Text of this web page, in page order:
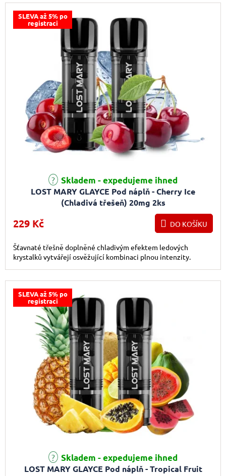
SLEVA až 5% po
registraci
LOST MARY GLAYCE Pod náplň - Cherry Ice
(Chladivá třešeň) 20mg 2ks
Skladem - expedujeme ihned
229 Kč DO KOŠÍKU
Šťavnaté třešně doplněné chladivým efektem ledových
krystalků vytvářejí osvěžující kombinaci plnou intenzity.
SLEVA až 5% po
registraci
LOST MARY GLAYCE Pod náplň - Tropical Fruit
Skladem - expedujeme ihned